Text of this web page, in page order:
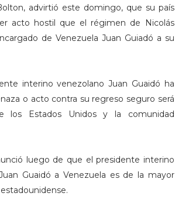
advirtió este domingo, que su país
acto hostil que el régimen de Nicolás
de Venezuela Juan Guiadó a su
interino venezolano Juan Guaidó ha
o acto contra su regreso seguro será
los Estados Unidos y la comunidad
luego de que el presidente interino
Guaidó a Venezuela es de la mayor